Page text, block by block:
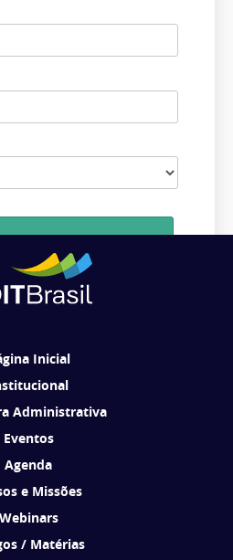
em receber comunicações da ADIT
Inicial
Administrativa
Eventos
Agenda
e Missões
Webinars
/ Matérias